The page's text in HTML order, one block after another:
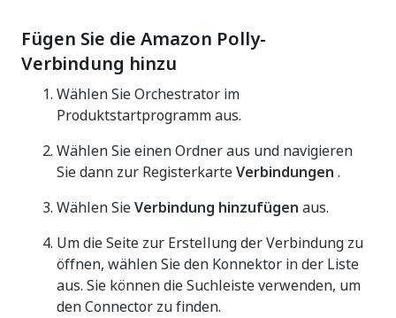
Fügen Sie die Amazon Polly-
Verbindung hinzu
Wählen Sie Orchestrator im
Produktstartprogramm aus.
Wählen Sie einen Ordner aus und navigieren
Sie dann zur RegisterkarteVerbindungen .
Wählen SieVerbindung hinzufügen aus.
Um die Seite zur Erstellung der Verbindung zu
öffnen, wählen Sie den Konnektor in der Liste
aus. Sie können die Suchleiste verwenden, um
den Connector zu finden.